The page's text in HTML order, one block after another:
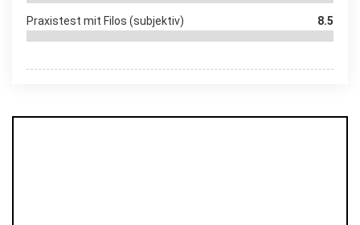
Praxistest mit Filos (subjektiv) 8.5